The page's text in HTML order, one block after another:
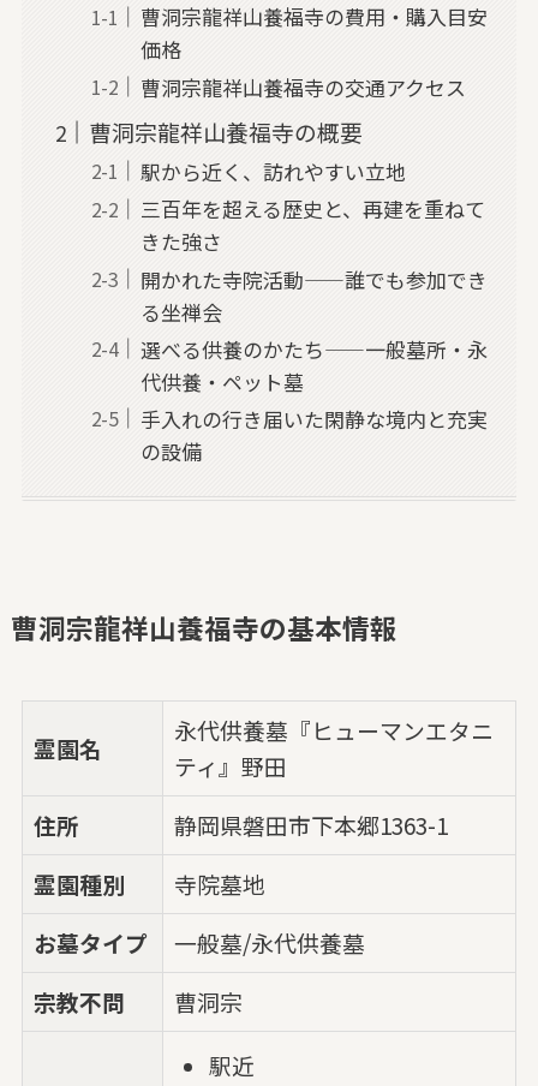
曹洞宗龍祥山養福寺の費用・購入目安
価格
曹洞宗龍祥山養福寺の交通アクセス
曹洞宗龍祥山養福寺の概要
駅から近く、訪れやすい立地
三百年を超える歴史と、再建を重ねて
きた強さ
開かれた寺院活動——誰でも参加でき
る坐禅会
選べる供養のかたち——一般墓所・永
代供養・ペット墓
手入れの行き届いた閑静な境内と充実
の設備
曹洞宗龍祥山養福寺の基本情報
霊園名
永代供養墓『ヒューマンエタニ
ティ』野田
住所
静岡県磐田市下本郷1363-1
霊園種別
寺院墓地
お墓タイプ
一般墓/永代供養墓
宗教不問
曹洞宗
駅近